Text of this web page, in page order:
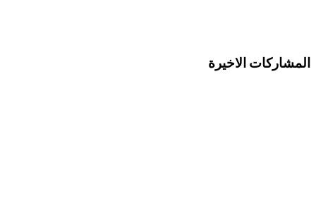
المشاركات الاخيرة